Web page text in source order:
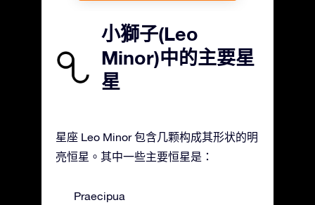
小獅子(Leo
Minor)中的主要星
星
星座 Leo Minor 包含几颗构成其形状的明
亮恒星。其中一些主要恒星是：
Praecipua